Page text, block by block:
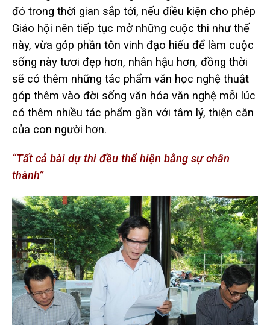
đó trong thời gian sắp tới, nếu điều kiện cho phép
Giáo hội nên tiếp tục mở những cuộc thi như thế
này, vừa góp phần tôn vinh đạo hiếu để làm cuộc
sống này tươi đẹp hơn, nhân hậu hơn, đồng thời
sẽ có thêm những tác phẩm văn học nghệ thuật
góp thêm vào đời sống văn hóa văn nghệ mỗi lúc
có thêm nhiều tác phẩm gần với tâm lý, thiện căn
của con người hơn.
“Tất cả bài dự thi đều thể hiện bằng sự chân
thành”